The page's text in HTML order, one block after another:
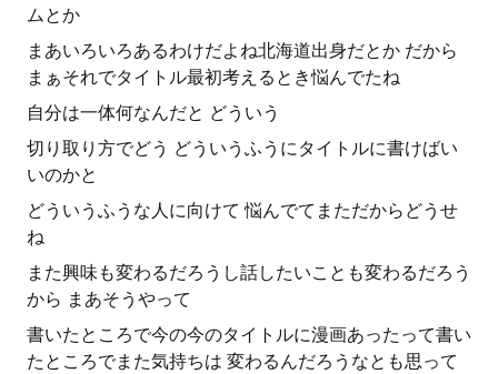
ムとか
まあいろいろあるわけだよね北海道出身だとか だから
まぁそれでタイトル最初考えるとき悩んでたね
自分は一体何なんだと どういう
切り取り方でどう どういうふうにタイトルに書けばい
いのかと
どういうふうな人に向けて 悩んでてまただからどうせ
ね
また興味も変わるだろうし話したいことも変わるだろう
から まあそうやって
書いたところで今の今のタイトルに漫画あったって書い
たところでまた気持ちは 変わるんだろうなとも思って